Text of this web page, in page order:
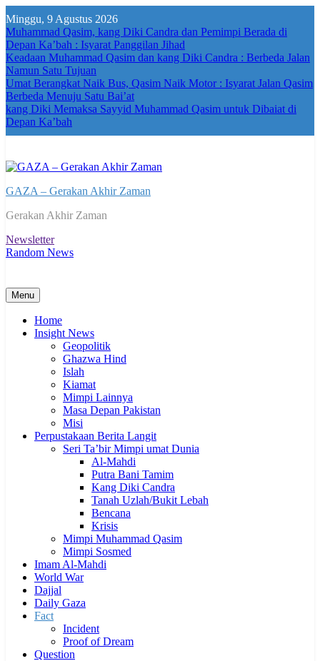
to
content
Minggu, 9 Agustus 2026
Muhammad Qasim, kang Diki Candra dan Pemimpi Berada di
Depan Ka’bah : Isyarat Panggilan Jihad
Keadaan Muhammad Qasim dan kang Diki Candra : Berbeda Jalan
Namun Satu Tujuan
Umat Berangkat Naik Bus, Qasim Naik Motor : Isyarat Jalan Qasim
Berbeda Menuju Satu Bai’at
kang Diki Memaksa Sayyid Muhammad Qasim untuk Dibaiat di
Depan Ka’bah
GAZA – Gerakan Akhir Zaman
Gerakan Akhir Zaman
Newsletter
Random News
Menu
Home
Insight News
Geopolitik
Ghazwa Hind
Islah
Kiamat
Mimpi Lainnya
Masa Depan Pakistan
Misi
Perpustakaan Berita Langit
Seri Ta’bir Mimpi umat Dunia
Al-Mahdi
Putra Bani Tamim
Kang Diki Candra
Tanah Uzlah/Bukit Lebah
Bencana
Krisis
Mimpi Muhammad Qasim
Mimpi Sosmed
Imam Al-Mahdi
World War
Dajjal
Daily Gaza
Fact
Incident
Proof of Dream
Question